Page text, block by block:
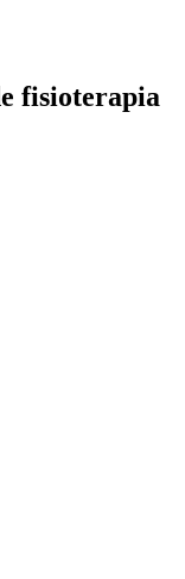
fisioterapia